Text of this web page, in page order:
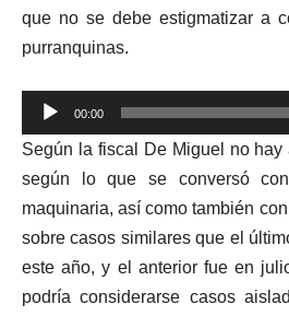
que no se debe estigmatizar a
purranquinas.
Reproductor
de
audio
00:00
Según la fiscal De Miguel no
según lo que se conversó
maquinaria, así como también
sobre casos similares que el
este año, y el anterior fue en
podría considerarse casos